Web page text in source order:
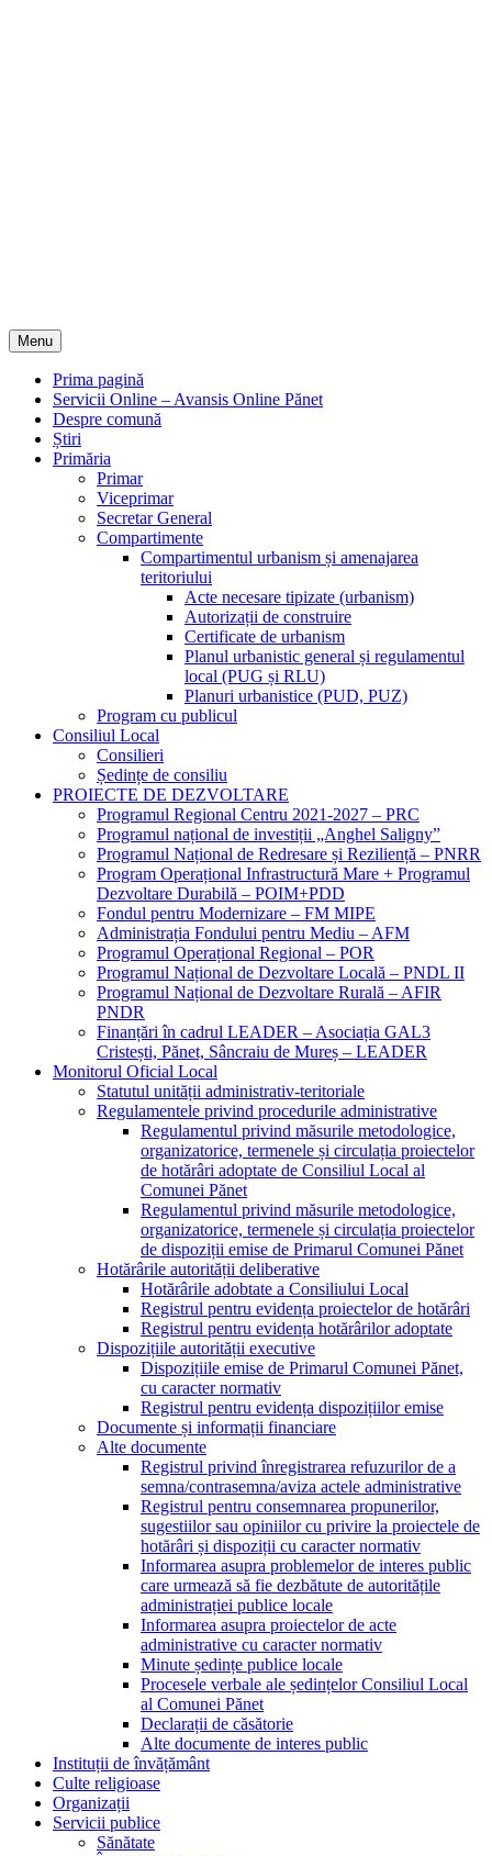
Menu
Prima pagină
Servicii Online – Avansis Online Pănet
Despre comună
Știri
Primăria
Primar
Viceprimar
Secretar General
Compartimente
Compartimentul urbanism și amenajarea
teritoriului
Acte necesare tipizate (urbanism)
Autorizații de construire
Certificate de urbanism
Planul urbanistic general și regulamentul
local (PUG și RLU)
Planuri urbanistice (PUD, PUZ)
Program cu publicul
Consiliul Local
Consilieri
Ședințe de consiliu
PROIECTE DE DEZVOLTARE
Programul Regional Centru 2021-2027 – PRC
Programul național de investiții „Anghel Saligny”
Programul Național de Redresare și Reziliență – PNRR
Program Operațional Infrastructură Mare + Programul
Dezvoltare Durabilă – POIM+PDD
Fondul pentru Modernizare – FM MIPE
Administrația Fondului pentru Mediu – AFM
Programul Operațional Regional – POR
Programul Național de Dezvoltare Locală – PNDL II
Programul Național de Dezvoltare Rurală – AFIR
PNDR
Finanțări în cadrul LEADER – Asociația GAL3
Cristești, Pănet, Sâncraiu de Mureș – LEADER
Monitorul Oficial Local
Statutul unității administrativ-teritoriale
Regulamentele privind procedurile administrative
Regulamentul privind măsurile metodologice,
organizatorice, termenele și circulația proiectelor
de hotărâri adoptate de Consiliul Local al
Comunei Pănet
Regulamentul privind măsurile metodologice,
organizatorice, termenele și circulația proiectelor
de dispoziții emise de Primarul Comunei Pănet
Hotărârile autorității deliberative
Hotărârile adobtate a Consiliului Local
Registrul pentru evidența proiectelor de hotărâri
Registrul pentru evidența hotărârilor adoptate
Dispozițiile autorității executive
Dispozițiile emise de Primarul Comunei Pănet,
cu caracter normativ
Registrul pentru evidența dispozițiilor emise
Documente și informații financiare
Alte documente
Registrul privind înregistrarea refuzurilor de a
semna/contrasemna/aviza actele administrative
Registrul pentru consemnarea propunerilor,
sugestiilor sau opiniilor cu privire la proiectele de
hotărâri și dispoziții cu caracter normativ
Informarea asupra problemelor de interes public
care urmează să fie dezbătute de autoritățile
administrației publice locale
Informarea asupra proiectelor de acte
administrative cu caracter normativ
Minute ședințe publice locale
Procesele verbale ale ședințelor Consiliul Local
al Comunei Pănet
Declarații de căsătorie
Alte documente de interes public
Instituții de învățământ
Culte religioase
Organizații
Servicii publice
Sănătate